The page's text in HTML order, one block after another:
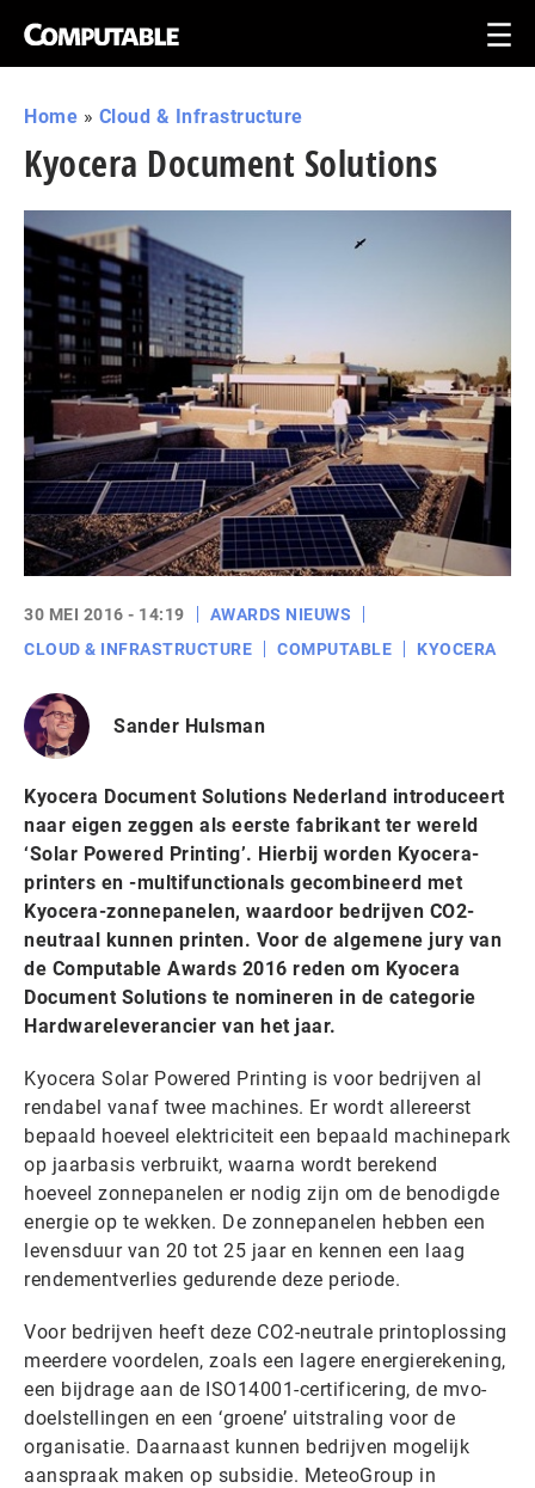
Home » Cloud & Infrastructure
Kyocera Document Solutions
30 MEI 2016 - 14:19
AWARDS NIEUWS
CLOUD & INFRASTRUCTURE
COMPUTABLE KYOCERA
Sander Hulsman
Kyocera Document Solutions Nederland introduceert
naar eigen zeggen als eerste fabrikant ter wereld
‘Solar Powered Printing’. Hierbij worden Kyocera-
printers en -multifunctionals gecombineerd met
Kyocera-zonnepanelen, waardoor bedrijven CO2-
neutraal kunnen printen. Voor de algemene jury van
de Computable Awards 2016 reden om Kyocera
Document Solutions te nomineren in de categorie
Hardwareleverancier van het jaar.
Kyocera Solar Powered Printing is voor bedrijven al
rendabel vanaf twee machines. Er wordt allereerst
bepaald hoeveel elektriciteit een bepaald machinepark
op jaarbasis verbruikt, waarna wordt berekend
hoeveel zonnepanelen er nodig zijn om de benodigde
energie op te wekken. De zonnepanelen hebben een
levensduur van 20 tot 25 jaar en kennen een laag
rendementverlies gedurende deze periode.
Voor bedrijven heeft deze CO2-neutrale printoplossing
meerdere voordelen, zoals een lagere energierekening,
een bijdrage aan de ISO14001-certificering, de mvo-
doelstellingen en een ‘groene’ uitstraling voor de
organisatie. Daarnaast kunnen bedrijven mogelijk
aanspraak maken op subsidie. MeteoGroup in